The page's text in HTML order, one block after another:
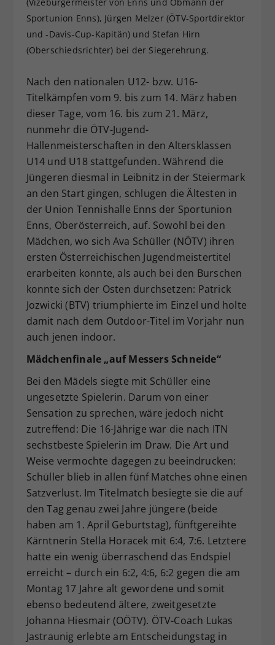
Sportunion Enns), Jürgen Melzer (ÖTV-Sportdirektor
und -Davis-Cup-Kapitän) und Stefan Hirn
(Oberschiedsrichter) bei der Siegerehrung.
Nach den nationalen U12- bzw. U16-
Titelkämpfen vom 9. bis zum 14. März haben
dieser Tage, vom 16. bis zum 21. März,
nunmehr die ÖTV-Jugend-
Hallenmeisterschaften in den Altersklassen
U14 und U18 stattgefunden. Während die
Jüngeren diesmal in Leibnitz in der Steiermark
an den Start gingen, schlugen die Ältesten in
der Union Tennishalle Enns der Sportunion
Enns, Oberösterreich, auf. Sowohl bei den
Mädchen, wo sich Ava Schüller (NÖTV) ihren
ersten Österreichischen Jugendmeistertitel
erarbeiten konnte, als auch bei den Burschen
konnte sich der Osten durchsetzen: Patrick
Jozwicki (BTV) triumphierte im Einzel und holte
damit nach dem Outdoor-Titel im Vorjahr nun
auch jenen indoor.
Mädchenfinale „auf Messers Schneide“
Bei den Mädels siegte mit Schüller eine
ungesetzte Spielerin. Darum von einer
Sensation zu sprechen, wäre jedoch nicht
zutreffend: Die 16-Jährige war die nach ITN
sechstbeste Spielerin im Draw. Die Art und
Weise vermochte dagegen zu beeindrucken:
Schüller blieb in allen fünf Matches ohne einen
Satzverlust. Im Titelmatch besiegte sie die auf
den Tag genau zwei Jahre jüngere (beide
haben am 1. April Geburtstag), fünftgereihte
Kärntnerin Stella Horacek mit 6:4, 7:6. Letztere
hatte ein wenig überraschend das Endspiel
erreicht – durch ein 6:2, 4:6, 6:2 gegen die am
Montag 17 Jahre alt gewordene und somit
ebenso bedeutend ältere, zweitgesetzte
Johanna Hiesmair (OÖTV). ÖTV-Coach Lukas
Jastraunig erlebte am Entscheidungstag in
Zweck
Dieser Wert speichert Ihre Consent-
Einstellungen. Unter anderem eine
zufällig generierte ID, für die
historische Speicherung Ihrer
Webseiten-Betreiber dies eingestellt
hat.